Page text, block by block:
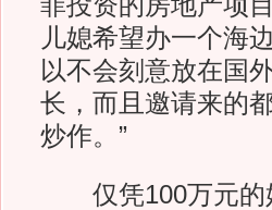
儿媳希望办一个海
以不会刻意放在国
长，而且邀请来的
炒作。”
仅凭100万元的